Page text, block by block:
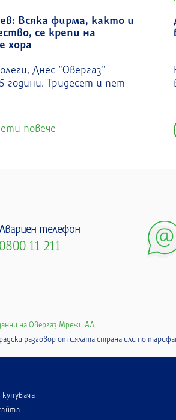
Всяка фирма, както и
се крепи на
хора
Днес "Овергаз"
години. Тридесет и пет
повече
Авариен телефон
0800 11 211
на Овергаз Мрежи АД
разговор от цялата страна или по